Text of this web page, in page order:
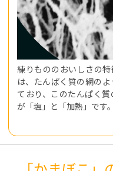
練りもののおいしさの
は、たんぱく質の網の
ており、このたんぱく
が「塩」と「加熱」です